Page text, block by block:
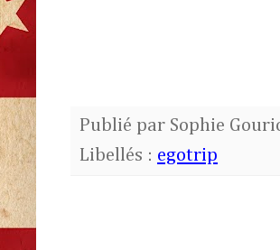
Publié par Sophie
Libellés : egotrip